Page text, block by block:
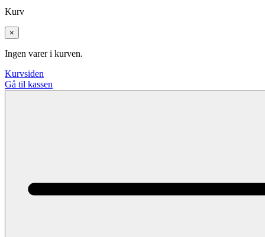
Kurv
×
Ingen varer i kurven.
Kurvsiden
Gå til kassen